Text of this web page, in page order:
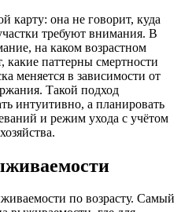
карту: она не говорит, куда
требуют внимания. В
на каком возрастном
какие паттерны смертности
меняется в зависимости от
Такой подход
интуитивно, а планировать
и режим ухода с учётом
по возрасту. Самый